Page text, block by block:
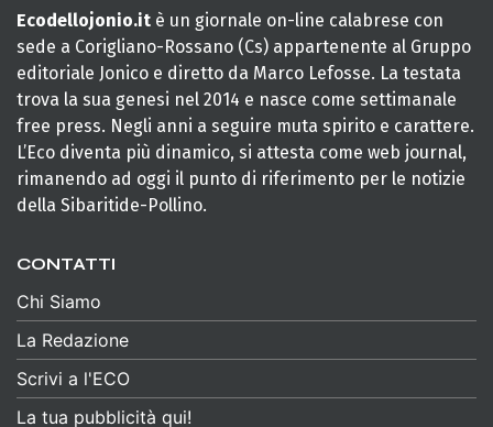
Ecodellojonio.it è un giornale on-line calabrese con
sede a Corigliano-Rossano (Cs) appartenente al Gruppo
editoriale Jonico e diretto da Marco Lefosse. La testata
trova la sua genesi nel 2014 e nasce come settimanale
free press. Negli anni a seguire muta spirito e carattere.
L’Eco diventa più dinamico, si attesta come web journal,
rimanendo ad oggi il punto di riferimento per le notizie
della Sibaritide-Pollino.
CONTATTI
Chi Siamo
La Redazione
Scrivi a l'ECO
La tua pubblicità qui!